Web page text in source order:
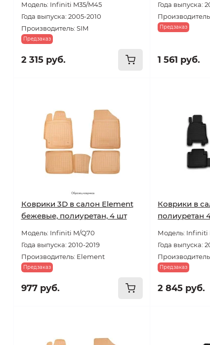
Модель: Infiniti M35/M45
Года выпуска: 2005-2010
Производитель: SIM
Предзаказ
2 315 руб.
Года выпуска:
Предзаказ
1 561 руб.
Коврики 3D в салон Element
бежевые, полиуретан, 4 шт
Модель: Infiniti M/Q70
Года выпуска: 2010-2019
Производитель: Element
Предзаказ
977 руб.
Коврики в
полиуретан
Модель: Infiniti
Года выпуска:
Предзаказ
2 845 руб.